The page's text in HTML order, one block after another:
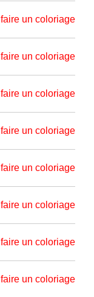
un coloriage
un coloriage
un coloriage
un coloriage
un coloriage
un coloriage
un coloriage
un coloriage